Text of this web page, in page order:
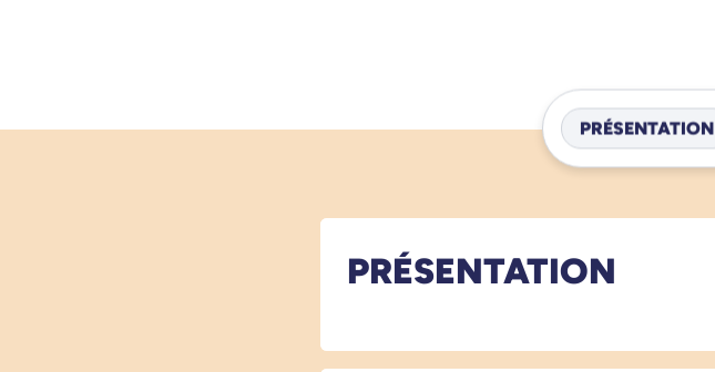
PRÉSENTATION
PRÉSENTATION